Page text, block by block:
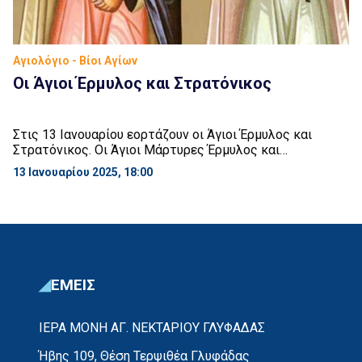
Αγιολόγιο - Βίοι Αγίων
Οι Άγιοι Έρμυλος και Στρατόνικος
Στις 13 Ιανουαρίου εορτάζουν οι Άγιοι Έρμυλος και
Στρατόνικος. Οι Άγιοι Μάρτυρες Έρμυλος και
Στρατόνικος ζούσαν κατά τους χρόνους του
αυτοκράτορα της Ανατολής Λικινίου (308 – 323 μ.Χ). Ο
Κωνσταντίνο, διέταξε, περί το 320 – 322 μ.Χ., διωγμό
13 Ιανουαρίου 2025, 18:00
ΕΜΕΙΣ
ΙΕΡΑ ΜΟΝΗ ΑΓ. ΝΕΚΤΑΡΙΟΥ ΓΛΥΦΑΔΑΣ
Ήβης 109, Θέση Τερψιθέα Γλυφάδας